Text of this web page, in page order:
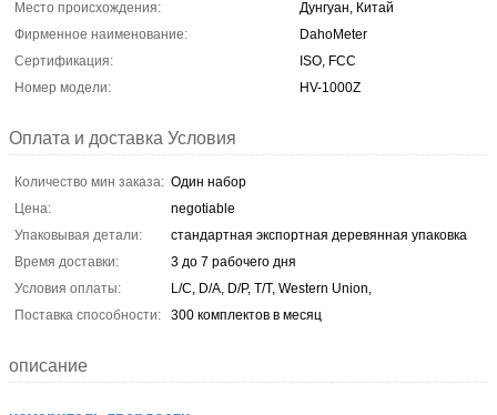
Место происхождения:
Дунгуан, Китай
Фирменное наименование:
DahoMeter
Сертификация:
ISO, FCC
Номер модели:
HV-1000Z
Оплата и доставка Условия
Количество мин заказа: Один набор
Цена:
negotiable
Упаковывая детали:
стандартная экспортная деревянная упаковка
Время доставки:
3 до 7 рабочего дня
Условия оплаты:
L/C, D/A, D/P, T/T, Western Union,
Поставка способности:
300 комплектов в месяц
описание